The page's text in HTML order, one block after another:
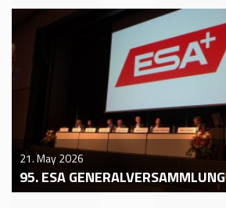
21. May 2026
95. ESA GENERALVERSAMMLUNG